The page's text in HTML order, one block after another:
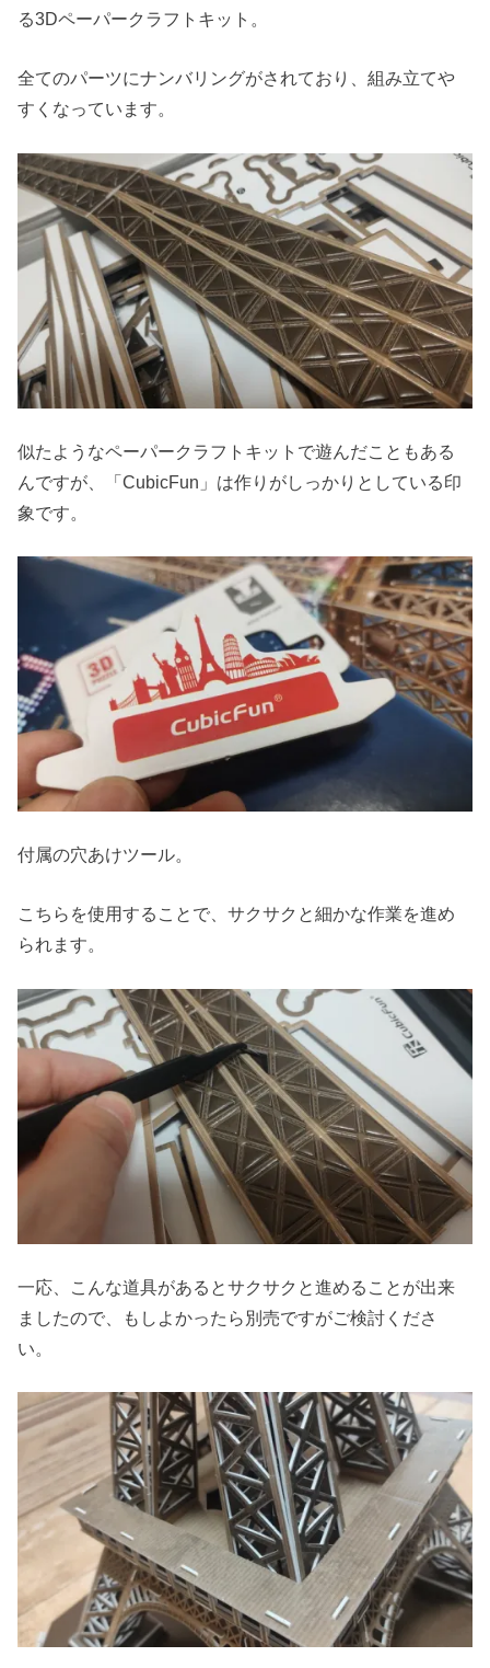
る3Dペーパークラフトキット。
全てのパーツにナンバリングがされており、組み立てや
すくなっています。
似たようなペーパークラフトキットで遊んだこともある
んですが、「CubicFun」は作りがしっかりとしている印
象です。
付属の穴あけツール。
こちらを使用することで、サクサクと細かな作業を進め
られます。
一応、こんな道具があるとサクサクと進めることが出来
ましたので、もしよかったら別売ですがご検討くださ
い。